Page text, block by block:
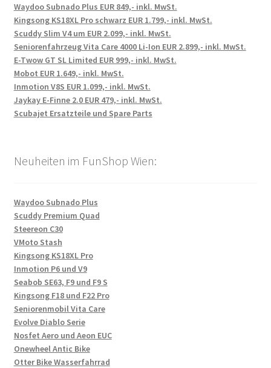
Waydoo Subnado Plus EUR 849,- inkl. MwSt.
Kingsong KS18XL Pro schwarz EUR 1.799,- inkl. MwSt.
Scuddy Slim V4 um EUR 2.099,- inkl. MwSt.
Seniorenfahrzeug Vita Care 4000 Li-Ion EUR 2.899,- inkl. MwSt.
E-Twow GT SL Limited EUR 999,- inkl. MwSt.
Mobot EUR 1.649,- inkl. MwSt.
Inmotion V8S EUR 1.099,- inkl. MwSt.
Jaykay E-Finne 2.0 EUR 479,- inkl. MwSt.
Scubajet Ersatzteile und Spare Parts
Neuheiten im FunShop Wien:
Waydoo Subnado Plus
Scuddy Premium Quad
Steereon C30
VMoto Stash
Kingsong KS18XL Pro
Inmotion P6 und V9
Seabob SE63, F9 und F9 S
Kingsong F18 und F22 Pro
Seniorenmobil Vita Care
Evolve Diablo Serie
Nosfet Aero und Aeon EUC
Onewheel Antic Bike
Otter Bike Wasserfahrrad